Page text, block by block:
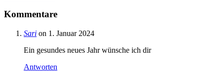
Kommentare
Sari on 1. Januar 2024
Ein gesundes neues Jahr wünsche ich dir
Antworten